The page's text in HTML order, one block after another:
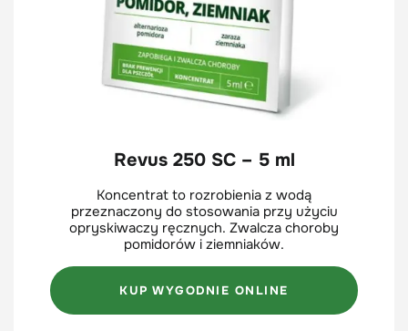
Revus 250 SC – 5 ml
Koncentrat to rozrobienia z wodą
przeznaczony do stosowania przy użyciu
opryskiwaczy ręcznych. Zwalcza choroby
pomidorów i ziemniaków.
KUP WYGODNIE ONLINE